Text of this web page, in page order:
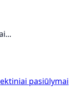
pasiūlymai